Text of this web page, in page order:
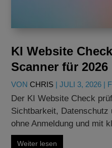
KI Website
Scanner für 2026
VONCHRIS |JULI 3, 2026 |
Der KI Website Check
Sichtbarkeit,
ohne Anmeldung und mit
Weiter lesen